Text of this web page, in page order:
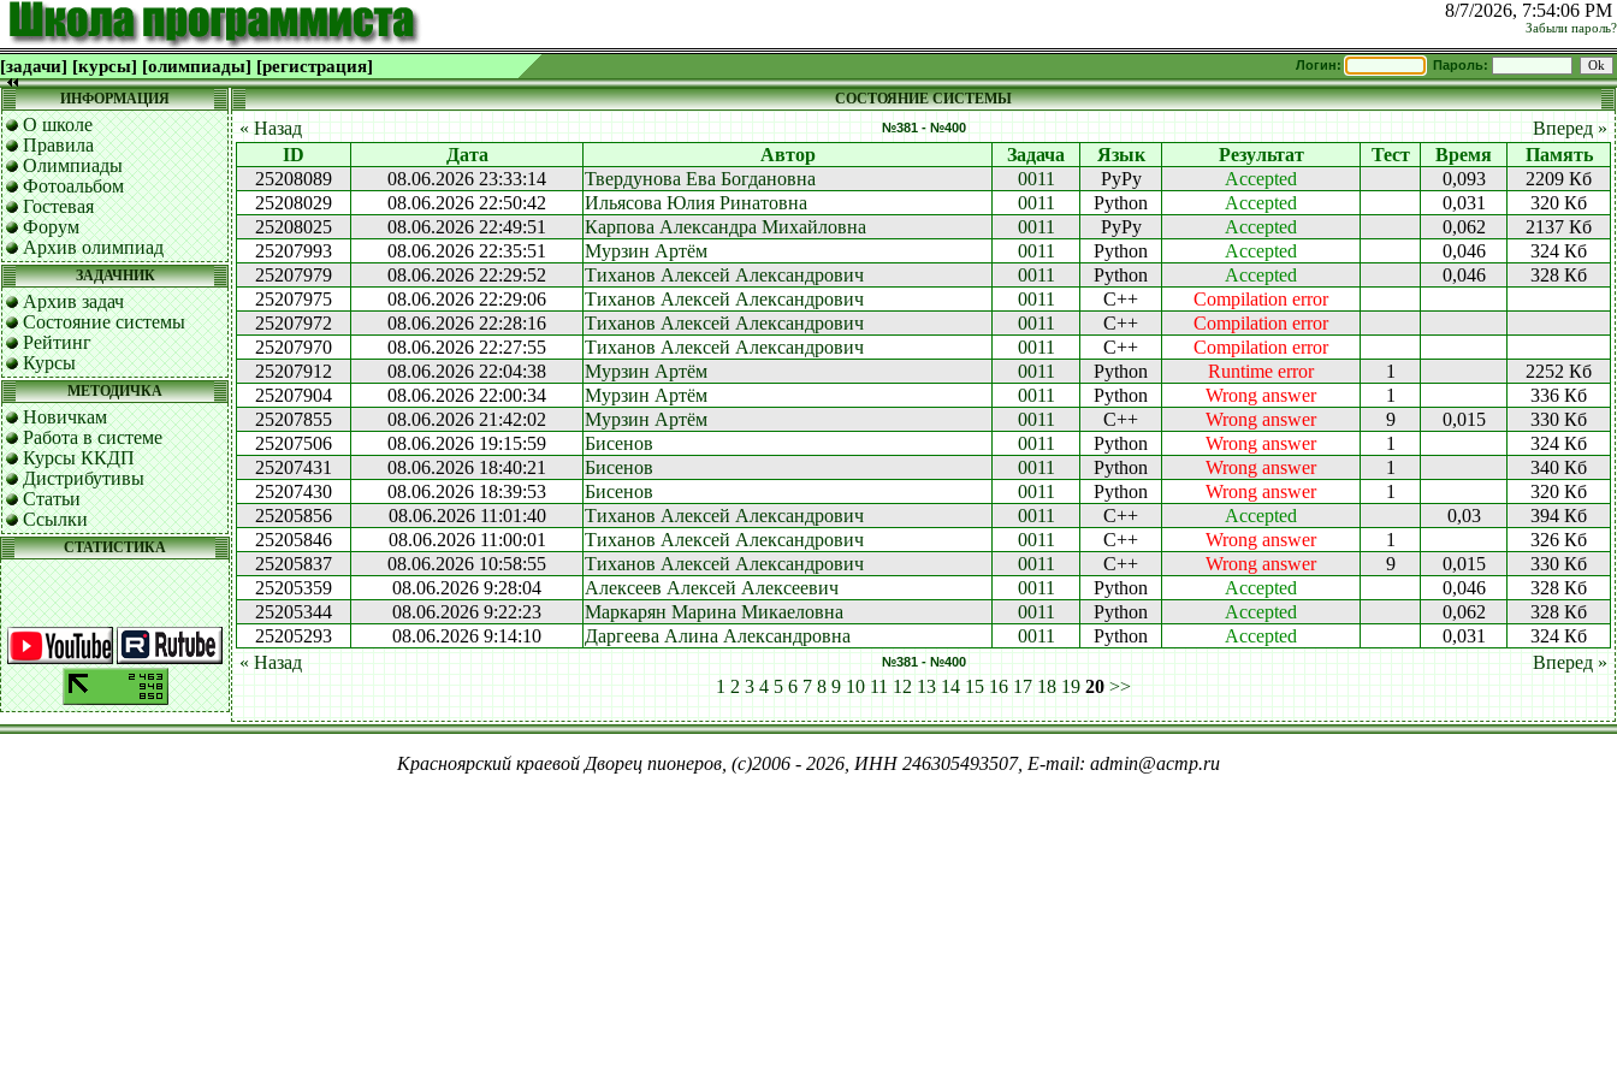
8/7/2026, 7:54:06 PM
Забыли пароль?
[задачи] [курсы] [олимпиады] [регистрация] Логин: Пароль:
ИНФОРМАЦИЯ
О школе
Правила
Олимпиады
Фотоальбом
Гостевая
Форум
Архив олимпиад
ЗАДАЧНИК
Архив задач
Состояние системы
Рейтинг
Курсы
МЕТОДИЧКА
Новичкам
Работа в системе
Курсы ККДП
Дистрибутивы
Статьи
Ссылки
СТАТИСТИКА
СОСТОЯНИЕ СИСТЕМЫ
« Назад №381 - №400
Вперед »
ID
Дата Автор Задача Язык Результат Тест Время
Память
25208089
08.06.2026 23:33:14 Твердунова Ева Богдановна 0011 PyPy Accepted 0,093
2209 Кб
25208029
08.06.2026 22:50:42 Ильясова Юлия Ринатовна 0011 Python Accepted 0,031
320 Кб
25208025
08.06.2026 22:49:51 Карпова Александра Михайловна 0011 PyPy Accepted 0,062
2137 Кб
25207993
08.06.2026 22:35:51 Мурзин Артём 0011 Python Accepted 0,046
324 Кб
25207979
08.06.2026 22:29:52 Тиханов Алексей Александрович 0011 Python Accepted 0,046
328 Кб
25207975
08.06.2026 22:29:06 Тиханов Алексей Александрович 0011 C++
Compilation error
25207972
08.06.2026 22:28:16 Тиханов Алексей Александрович 0011 C++
Compilation error
25207970
08.06.2026 22:27:55 Тиханов Алексей Александрович 0011 C++
Compilation error
25207912
08.06.2026 22:04:38 Мурзин Артём 0011 Python Runtime error 1
2252 Кб
25207904
08.06.2026 22:00:34 Мурзин Артём 0011 Python Wrong answer 1
336 Кб
25207855
08.06.2026 21:42:02 Мурзин Артём 0011 C++ Wrong answer 9 0,015
330 Кб
25207506
08.06.2026 19:15:59 Бисенов 0011 Python Wrong answer 1
324 Кб
25207431
08.06.2026 18:40:21 Бисенов 0011 Python Wrong answer 1
340 Кб
25207430
08.06.2026 18:39:53 Бисенов 0011 Python Wrong answer 1
320 Кб
25205856
08.06.2026 11:01:40 Тиханов Алексей Александрович 0011 C++ Accepted 0,03
394 Кб
25205846
08.06.2026 11:00:01 Тиханов Алексей Александрович 0011 C++ Wrong answer 1
326 Кб
25205837
08.06.2026 10:58:55 Тиханов Алексей Александрович 0011 C++ Wrong answer 9 0,015
330 Кб
25205359
08.06.2026 9:28:04 Алексеев Алексей Алексеевич 0011 Python Accepted 0,046
328 Кб
25205344
08.06.2026 9:22:23 Маркарян Марина Микаеловна 0011 Python Accepted 0,062
328 Кб
25205293
08.06.2026 9:14:10 Даргеева Алина Александровна 0011 Python Accepted 0,031
324 Кб
« Назад
№381 - №400
Вперед »
1 2 3 4 5 6 7 8 9 10 11 12 13 14 15 16 17 18 19 20 >>
Красноярский краевой Дворец пионеров, (c)2006 - 2026, ИНН 246305493507, E-mail: admin@acmp.ru